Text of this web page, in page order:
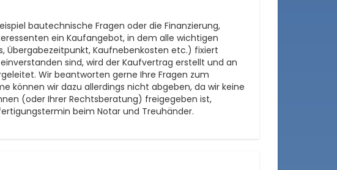
bautechnische Fragen oder die Finanzierung,
ein Kaufangebot, in dem alle wichtigen
Übergabezeitpunkt, Kaufnebenkosten etc.) fixiert
sind, wird der Kaufvertrag erstellt und an
Wir beantworten gerne Ihre Fragen zum
können wir dazu allerdings nicht abgeben, da wir keine
(oder Ihrer Rechtsberatung) freigegeben ist,
beim Notar und Treuhänder.